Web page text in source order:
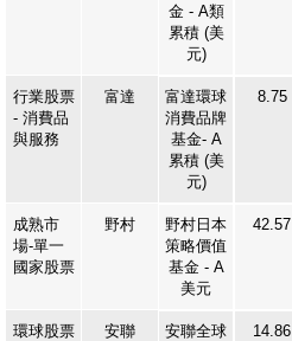
友情連結
金 - A類
累積 (美
元)
行業股票
- 消費品
與服務
富達
富達環球
消費品牌
基⾦- A
累積 (美
元)
8.75
成熟市
場-單一
國家股票
野村
野村日本
策略價值
基金 - A
美元
42.57
環球股票 安聯
安聯全球
14.86